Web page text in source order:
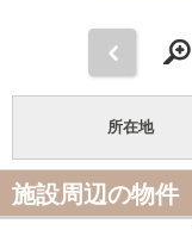
所在地
施設周辺の物件